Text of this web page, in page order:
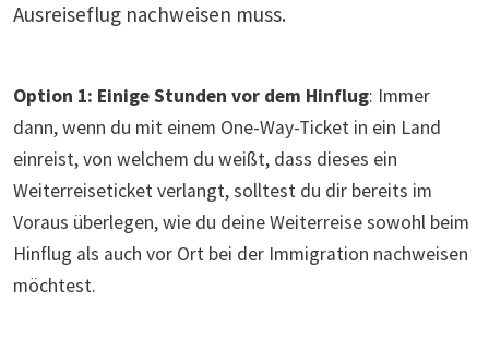
Ausreiseflug nachweisen muss.
Option 1: Einige Stunden vor dem Hinflug: Immer
dann, wenn du mit einem One-Way-Ticket in ein Land
einreist, von welchem du weißt, dass dieses ein
Weiterreiseticket verlangt, solltest du dir bereits im
Voraus überlegen, wie du deine Weiterreise sowohl beim
Hinflug als auch vor Ort bei der Immigration nachweisen
möchtest.